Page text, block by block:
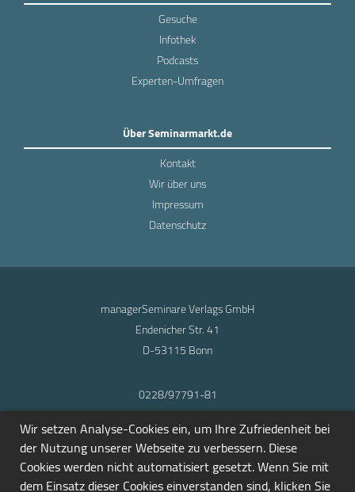
Gesuche
Infothek
Podcasts
Experten-Umfragen
Über Seminarmarkt.de
Kontakt
Wir über uns
Impressum
Datenschutz
managerSeminare Verlags GmbH
Endenicher Str. 41
D-53115 Bonn
0228/97791-81
info@seminarmarkt.de
© 2001-2026
Wir setzen Analyse-Cookies ein, um Ihre Zufriedenheit bei
der Nutzung unserer Webseite zu verbessern. Diese
Cookies werden nicht automatisiert gesetzt. Wenn Sie mit
dem Einsatz dieser Cookies einverstanden sind, klicken Sie